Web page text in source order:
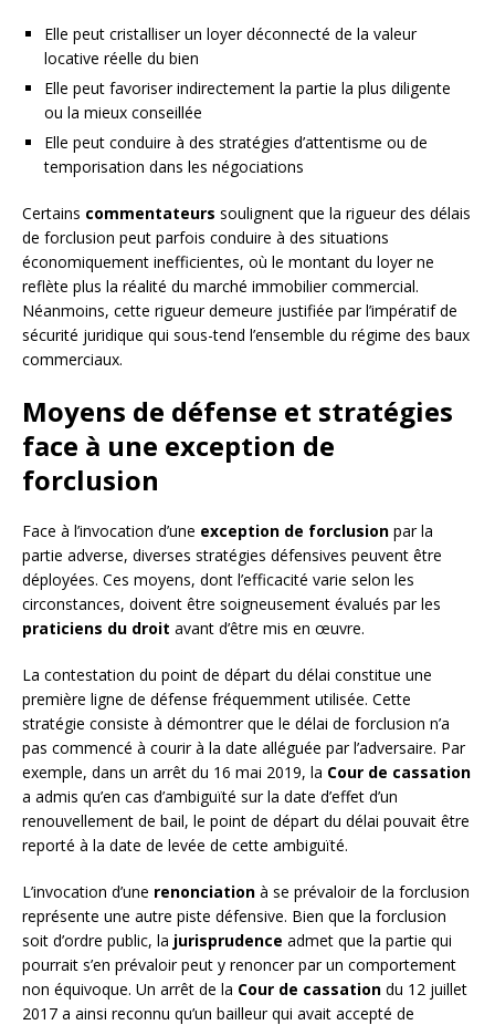
Elle peut cristalliser un loyer déconnecté de la valeur
locative réelle du bien
Elle peut favoriser indirectement la partie la plus diligente
ou la mieux conseillée
Elle peut conduire à des stratégies d’attentisme ou de
temporisation dans les négociations
Certains commentateurs soulignent que la rigueur des délais
de forclusion peut parfois conduire à des situations
économiquement inefficientes, où le montant du loyer ne
reflète plus la réalité du marché immobilier commercial.
Néanmoins, cette rigueur demeure justifiée par l’impératif de
sécurité juridique qui sous-tend l’ensemble du régime des baux
commerciaux.
Moyens de défense et stratégies
face à une exception de
forclusion
Face à l’invocation d’une exception de forclusion par la
partie adverse, diverses stratégies défensives peuvent être
déployées. Ces moyens, dont l’efficacité varie selon les
circonstances, doivent être soigneusement évalués par les
praticiens du droit avant d’être mis en œuvre.
La contestation du point de départ du délai constitue une
première ligne de défense fréquemment utilisée. Cette
stratégie consiste à démontrer que le délai de forclusion n’a
pas commencé à courir à la date alléguée par l’adversaire. Par
exemple, dans un arrêt du 16 mai 2019, la Cour de cassation
a admis qu’en cas d’ambiguïté sur la date d’effet d’un
renouvellement de bail, le point de départ du délai pouvait être
reporté à la date de levée de cette ambiguïté.
L’invocation d’une renonciation à se prévaloir de la forclusion
représente une autre piste défensive. Bien que la forclusion
soit d’ordre public, la jurisprudence admet que la partie qui
pourrait s’en prévaloir peut y renoncer par un comportement
non équivoque. Un arrêt de la Cour de cassation du 12 juillet
2017 a ainsi reconnu qu’un bailleur qui avait accepté de